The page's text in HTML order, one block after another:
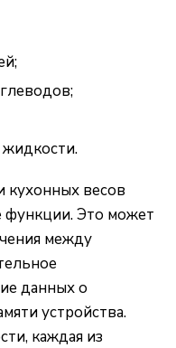
кухонных весов
функции. Это может
между
данных о
устройства.
каждая из